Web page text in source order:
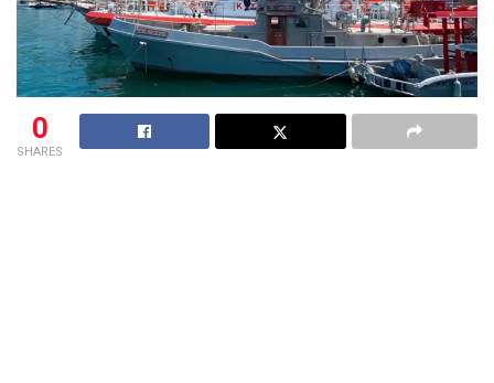
0
SHARES